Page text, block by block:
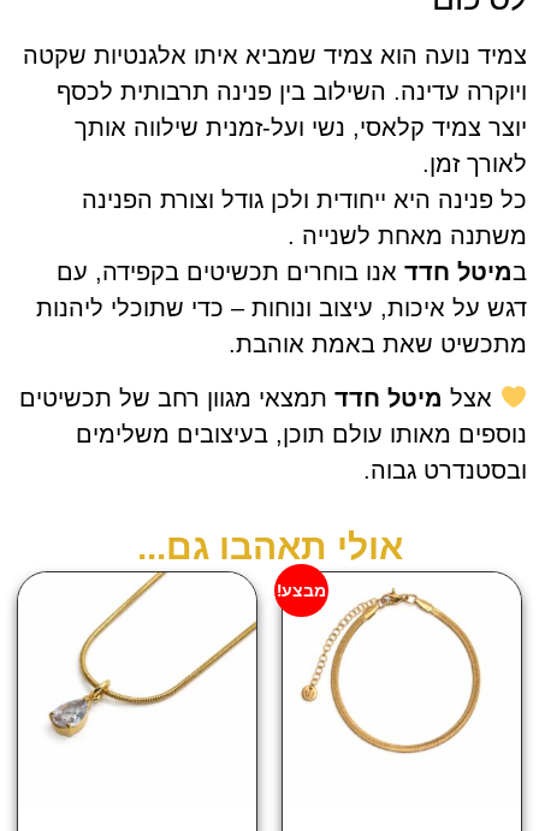
הוא צמיד שמביא איתו אלגנטיות שקטה
עדינה. השילוב בין פנינה תרבותית לכסף
קלאסי, נשי ועל-זמנית שילווה אותך
היא ייחודית ולכן גודל וצורת הפנינה
מאחת לשנייה .
חדדאנו בוחרים תכשיטים בקפידה, עם
איכות, עיצוב ונוחות – כדי שתוכלי ליהנות
שאת באמת אוהבת.
מיטל חדדתמצאי מגוון רחב של תכשיטים
מאותו עולם תוכן, בעיצובים משלימים
גבוה.
אולי תאהבו גם...
מבצע!